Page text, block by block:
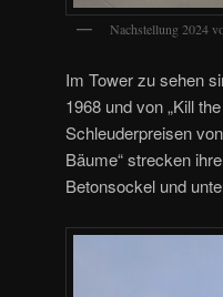
Nachstellung 2024
Im Tower zu sehen
1968 und von „Kill
Schleuderpreisen
Bäume“ strecken
Betonsockel und